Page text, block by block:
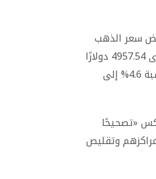
سعر الذهب
في المعاملات الفورية بنسبة 5.7% ليصل إلى 5087.99 دولارًا للأوقية، بعد أن لامس مستوى 4957.54 دولارًا
في وقت سابق من الجلسة، فيما تراجعت العقود الأمريكية الآجلة للذهب تسليم فبراير بنسبة 4.6% إلى
«تصحيحًا
وتقليص